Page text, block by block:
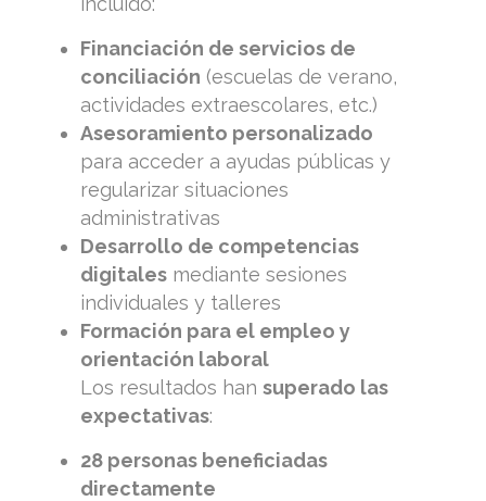
Financiación de servicios de
conciliación (escuelas de verano,
actividades extraescolares, etc.)
Asesoramiento personalizado
para acceder a ayudas públicas y
regularizar situaciones
administrativas
Desarrollo de competencias
digitales mediante sesiones
individuales y talleres
Formación para el empleo y
orientación laboral
Los resultados han superado las
expectativas:
28 personas beneficiadas
directamente